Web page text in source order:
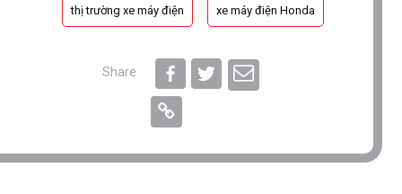
thị trường xe máy điện xe máy điện Honda
Share